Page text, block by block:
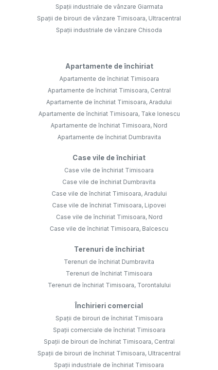
Spații industriale de vânzare Giarmata
Spații de birouri de vânzare Timisoara, Ultracentral
Spații industriale de vânzare Chisoda
Apartamente de închiriat
Apartamente de închiriat Timisoara
Apartamente de închiriat Timisoara, Central
Apartamente de închiriat Timisoara, Aradului
Apartamente de închiriat Timisoara, Take Ionescu
Apartamente de închiriat Timisoara, Nord
Apartamente de închiriat Dumbravita
Case vile de închiriat
Case vile de închiriat Timisoara
Case vile de închiriat Dumbravita
Case vile de închiriat Timisoara, Aradului
Case vile de închiriat Timisoara, Lipovei
Case vile de închiriat Timisoara, Nord
Case vile de închiriat Timisoara, Balcescu
Terenuri de închiriat
Terenuri de închiriat Dumbravita
Terenuri de închiriat Timisoara
Terenuri de închiriat Timisoara, Torontalului
Închirieri comercial
Spații de birouri de închiriat Timisoara
Spații comerciale de închiriat Timisoara
Spații de birouri de închiriat Timisoara, Central
Spații de birouri de închiriat Timisoara, Ultracentral
Spații industriale de închiriat Timisoara